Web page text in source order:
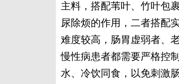
主料，搭配苇叶、竹叶包
尿除烦的作用，二者搭配
难度较高，肠胃虚弱者、
慢性病患者都需要严格控
水、冷饮同食，以免刺激